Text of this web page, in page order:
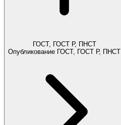
ГОСТ, ГОСТ Р, ПНСТ
Опубликование ГОСТ, ГОСТ Р, ПНСТ